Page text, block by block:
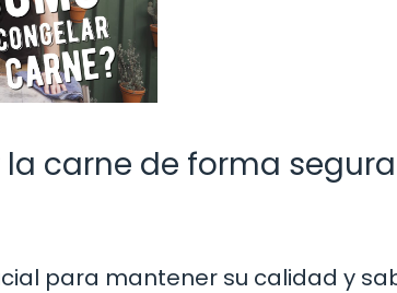
carne de forma
para mantener su calidad y